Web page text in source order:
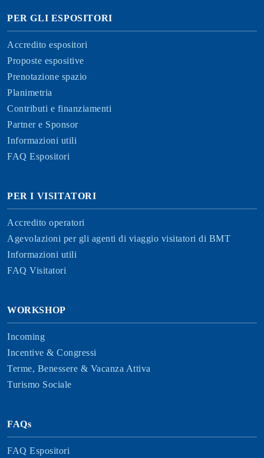
PER GLI ESPOSITORI
Accredito espositori
Proposte espositive
Prenotazione spazio
Planimetria
Contributi e finanziamenti
Partner e Sponsor
Informazioni utili
FAQ Espositori
PER I VISITATORI
Accredito operatori
Agevolazioni per gli agenti di viaggio visitatori di BMT
Informazioni utili
FAQ Visitatori
WORKSHOP
Incoming
Incentive & Congressi
Terme, Benessere & Vacanza Attiva
Turismo Sociale
FAQs
FAQ Espositori